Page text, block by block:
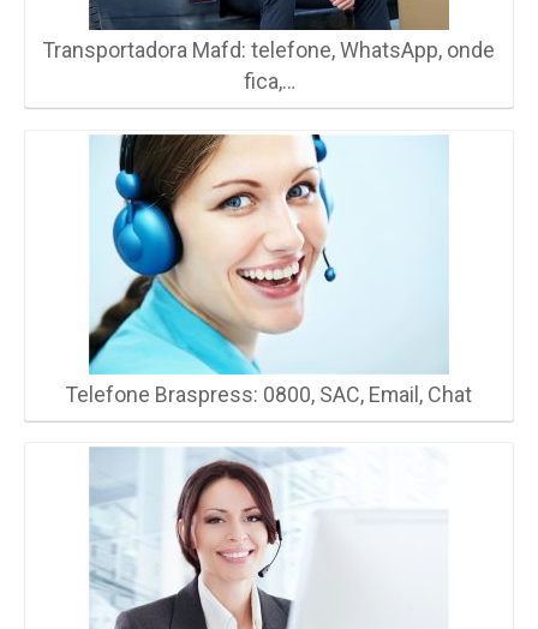
Transportadora Mafd: telefone, WhatsApp, onde
fica,…
Telefone Braspress: 0800, SAC, Email, Chat